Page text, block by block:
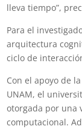
lleva tiempo”,
Para el
arquitectura
ciclo de
Con el apoyo de
UNAM, el
otorgada por una
computacional.